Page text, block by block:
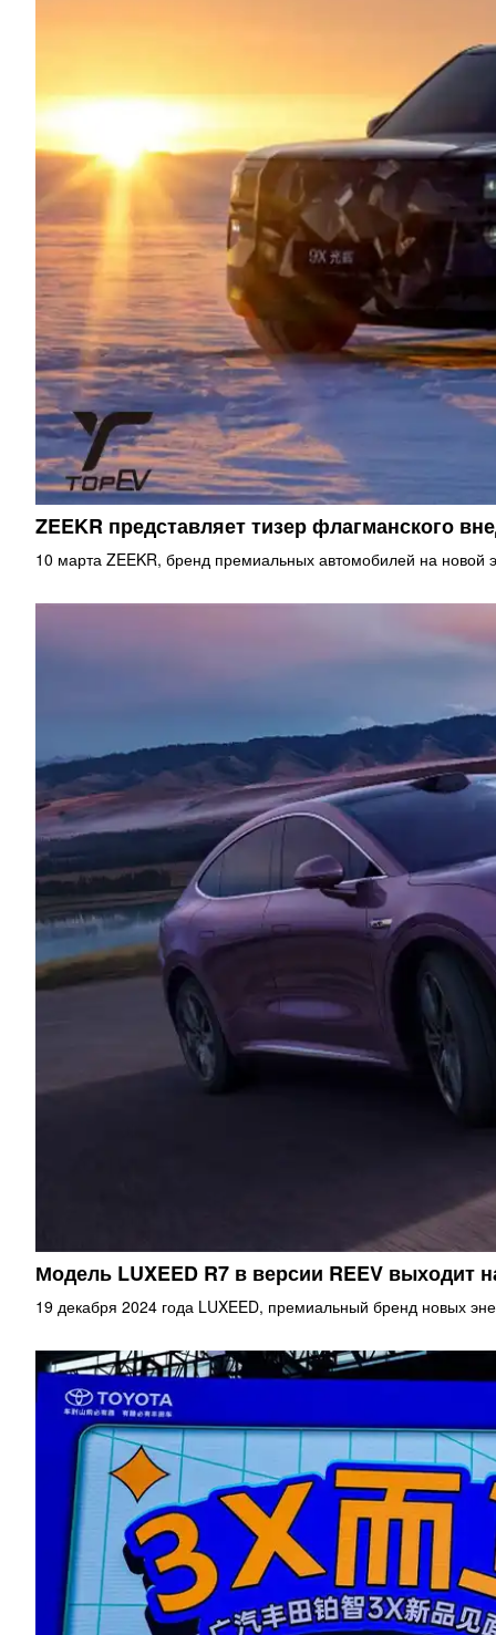
ZEEKR представляет тизер флагманского
10 марта ZEEKR, бренд премиальных автомобилей на новой
Модель LUXEED R7 в версии REEV выходит
19 декабря 2024 года LUXEED, премиальный бренд новых